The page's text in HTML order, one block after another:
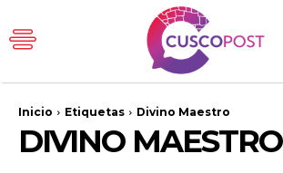
Inicio Etiquetas Divino Maestro
DIVINO MAESTRO